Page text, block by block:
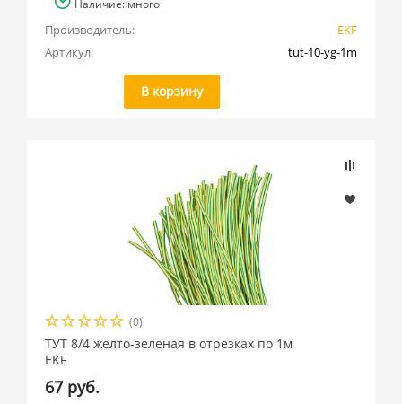
Наличие: много
Производитель:
EKF
Артикул:
tut-10-yg-1m
В корзину
(0)
ТУТ 8/4 желто-зеленая в отрезках по 1м
EKF
67 руб.